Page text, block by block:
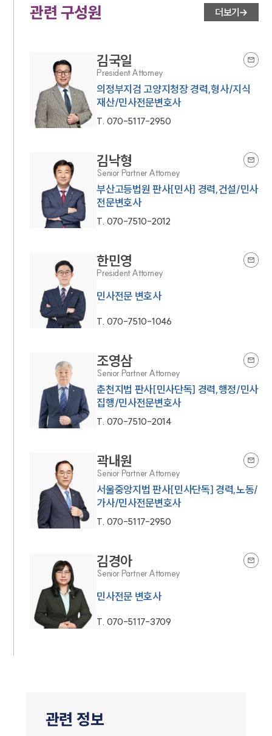
관련 구성원 더보기
김국일
President Attorney
의정부지검 고양지청장 경력,형사/지식
재산/민사전문변호사
T. 070-5117-2950
김낙형
Senior Partner Attorney
부산고등법원 판사[민사] 경력,건설/민사
전문변호사
T. 070-7510-2012
한민영
President Attorney
민사전문 변호사
T. 070-7510-1046
조영삼
Senior Partner Attorney
춘천지법 판사[민사단독] 경력,행정/민사
집행/민사전문변호사
T. 070-7510-2014
곽내원
Senior Partner Attorney
서울중앙지법 판사[민사단독] 경력,노동/
가사/민사전문변호사
T. 070-5117-2950
김경아
Senior Partner Attorney
민사전문 변호사
T. 070-5117-3709
관련 정보